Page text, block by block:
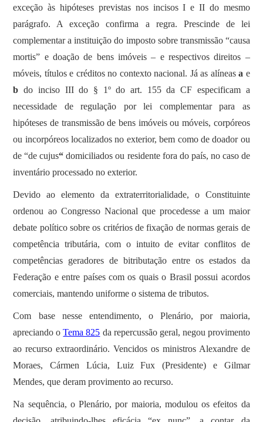
exceção às hipóteses previstas nos incisos I e II do mesmo
parágrafo. A exceção confirma a regra. Prescinde de lei
complementar a instituição do imposto sobre transmissão “causa
mortis” e doação de bens imóveis – e respectivos direitos –
móveis, títulos e créditos no contexto nacional. Já as alíneasa e
b do inciso III do § 1º do art. 155 da CF especificam a
necessidade de regulação por lei complementar para as
hipóteses de transmissão de bens imóveis ou móveis, corpóreos
ou incorpóreos localizados no exterior, bem como de doador ou
de “de cujus“ domiciliados ou residente fora do país, no caso de
inventário processado no exterior.
Devido ao elemento da extraterritorialidade, o Constituinte
ordenou ao Congresso Nacional que procedesse a um maior
debate político sobre os critérios de fixação de normas gerais de
competência tributária, com o intuito de evitar conflitos de
competências geradores de bitributação entre os estados da
Federação e entre países com os quais o Brasil possui acordos
comerciais, mantendo uniforme o sistema de tributos.
Com base nesse entendimento, o Plenário, por maioria,
apreciando oTema 825 da repercussão geral, negou provimento
ao recurso extraordinário. Vencidos os ministros Alexandre de
Moraes, Cármen Lúcia, Luiz Fux (Presidente) e Gilmar
Mendes, que deram provimento ao recurso.
Na sequência, o Plenário, por maioria, modulou os efeitos da